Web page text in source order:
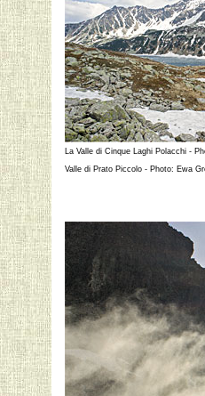
La Valle di Cinque Laghi Polacchi -
Valle di Prato Piccolo - Photo: Ewa